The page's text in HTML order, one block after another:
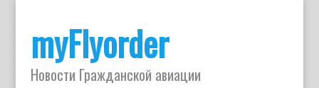
myFlyorder
Новости Гражданской авиации